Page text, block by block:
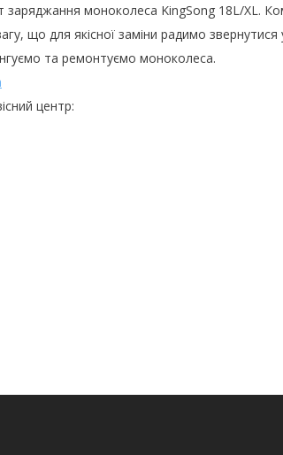
заряджання моноколеса KingSong 18L/XL.
що для якісної заміни радимо
та ремонтуємо моноколеса.
центр: